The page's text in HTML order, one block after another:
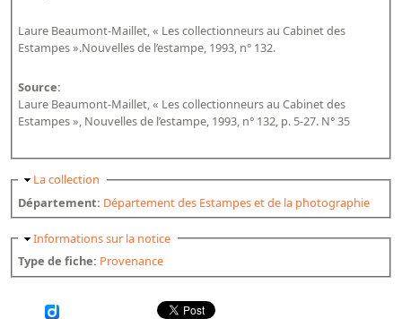
Laure Beaumont-Maillet, « Les collectionneurs au Cabinet des
Estampes ».Nouvelles de l’estampe, 1993, n° 132.
Source:
Laure Beaumont-Maillet, « Les collectionneurs au Cabinet des
Estampes », Nouvelles de l’estampe, 1993, n° 132, p. 5-27. N° 35
Masquer
La collection
Département: Département des Estampes et de la photographie
Masquer
Informations sur la notice
Type de fiche: Provenance